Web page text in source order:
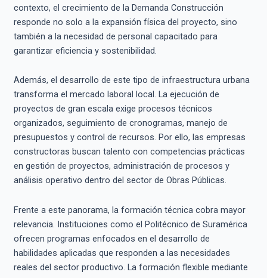
contexto, el crecimiento de la Demanda Construcción
responde no solo a la expansión física del proyecto, sino
también a la necesidad de personal capacitado para
garantizar eficiencia y sostenibilidad.
Además, el desarrollo de este tipo de infraestructura urbana
transforma el mercado laboral local. La ejecución de
proyectos de gran escala exige procesos técnicos
organizados, seguimiento de cronogramas, manejo de
presupuestos y control de recursos. Por ello, las empresas
constructoras buscan talento con competencias prácticas
en gestión de proyectos, administración de procesos y
análisis operativo dentro del sector de Obras Públicas.
Frente a este panorama, la formación técnica cobra mayor
relevancia. Instituciones como el Politécnico de Suramérica
ofrecen programas enfocados en el desarrollo de
habilidades aplicadas que responden a las necesidades
reales del sector productivo. La formación flexible mediante